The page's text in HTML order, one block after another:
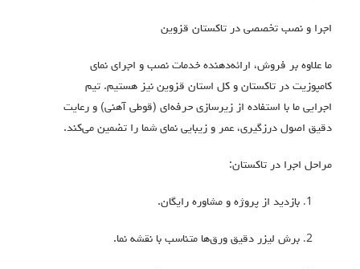
اجرا و نصب تخصصی در تاکستان قزوین
ما علاوه بر فروش، ارائه‌دهنده خدمات نصب و اجرای نمای
کامپوزیت در تاکستان و کل استان قزوین نیز هستیم. تیم
اجرایی ما با استفاده از زیرسازی حرفه‌ای (قوطی آهنی) و رعایت
دقیق اصول درزگیری، عمر و زیبایی نمای شما را تضمین می‌کند.
مراحل اجرا در تاکستان:
بازدید از پروژه و مشاوره رایگان.
برش لیزر دقیق ورق‌ها متناسب با نقشه نما.